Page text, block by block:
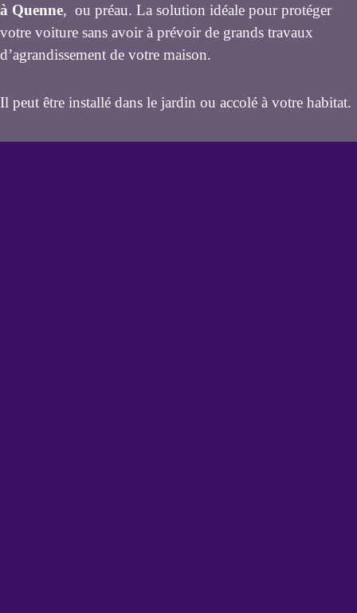
à Quenne, ou préau. La solution idéale pour protéger
votre voiture sans avoir à prévoir de grands travaux
d’agrandissement de votre maison.
Il peut être installé dans le jardin ou accolé à votre habitat.